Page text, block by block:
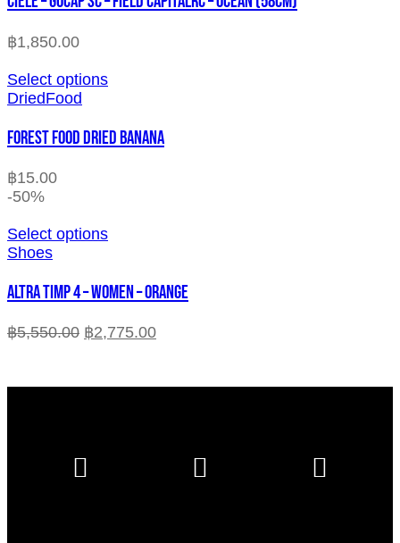
฿1,850.00
Select options
DriedFood
FOREST FOOD DRIED BANANA
฿15.00
-50%
Select options
Shoes
ALTRA TIMP 4 – WOMEN – ORANGE
฿5,550.00 ฿2,775.00